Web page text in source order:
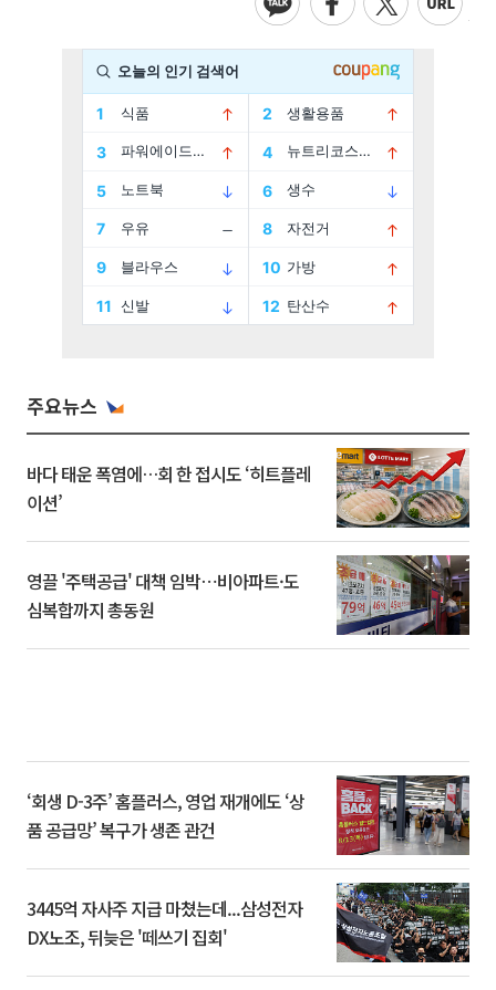
주요뉴스
바다 태운 폭염에…회 한 접시도 ‘히트플레
이션’
영끌 '주택공급' 대책 임박⋯비아파트·도
심복합까지 총동원
‘회생 D-3주’ 홈플러스, 영업 재개에도 ‘상
품 공급망’ 복구가 생존 관건
3445억 자사주 지급 마쳤는데...삼성전자
DX노조, 뒤늦은 '떼쓰기 집회'